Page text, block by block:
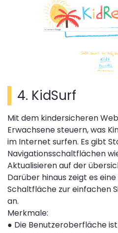
4. KidSurf
Mit dem kindersicheren
Erwachsene steuern, was
im Internet surfen. Es gibt
Navigationsschaltflächen
Aktualisieren auf der
Darüber hinaus zeigt es
Schaltfläche zur einfachen
an.
Merkmale:
● Die Benutzeroberfläche